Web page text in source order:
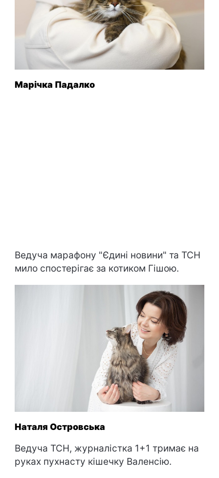
Марічка Падалко
Ведуча марафону "Єдині новини" та ТСН
мило спостерігає за котиком Гішою.
Наталя Островська
Ведуча ТСН, журналістка 1+1 тримає на
руках пухнасту кішечку Валенсію.